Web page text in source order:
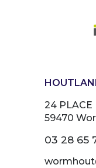
24 PLACE
59470
03 28 65